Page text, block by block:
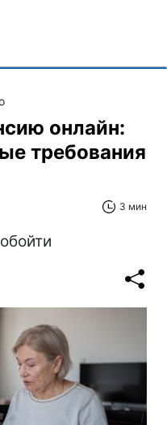
онлайн:
требования
3 мин